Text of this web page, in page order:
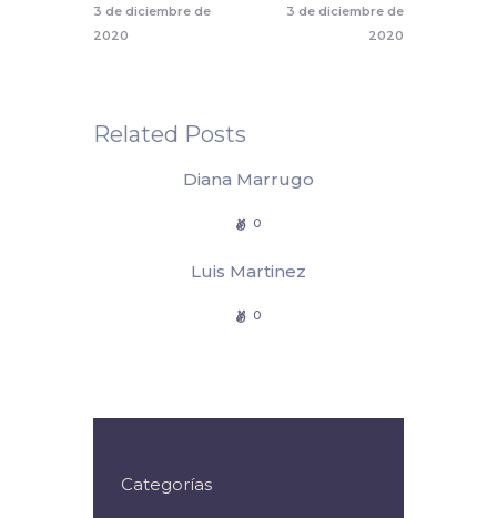
3 de diciembre de
2020
3 de diciembre de
2020
Related Posts
Diana Marrugo
0
Luis Martinez
0
Categorías